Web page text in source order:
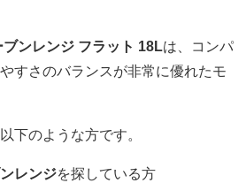
ンレンジ フラット 18L は、コンパ
すさのバランスが非常に優れたモ
下のような方です。
レンジを探している方